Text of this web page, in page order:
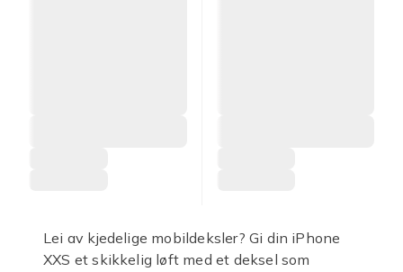
Lei av kjedelige mobildeksler? Gi din iPhone
XXS et skikkelig løft med et deksel som